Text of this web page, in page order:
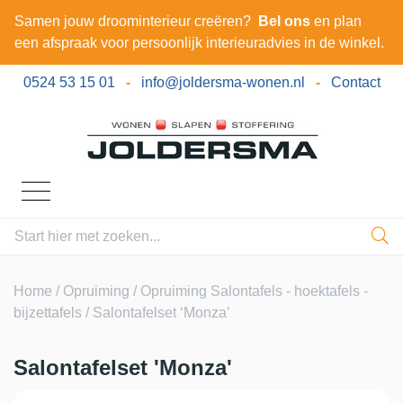
Samen jouw droominterieur creëren? Bel ons en plan
een afspraak voor persoonlijk interieuradvies in de winkel.
0524 53 15 01 - info@joldersma-wonen.nl - Contact
Home / Opruiming / Opruiming Salontafels - hoektafels -
bijzettafels / Salontafelset ‘Monza’
Salontafelset 'Monza'